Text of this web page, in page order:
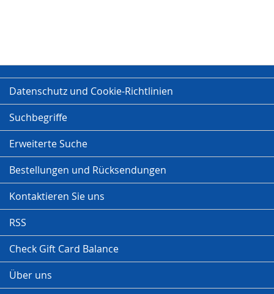
Datenschutz und Cookie-Richtlinien
Suchbegriffe
Erweiterte Suche
Bestellungen und Rücksendungen
Kontaktieren Sie uns
RSS
Check Gift Card Balance
Über uns